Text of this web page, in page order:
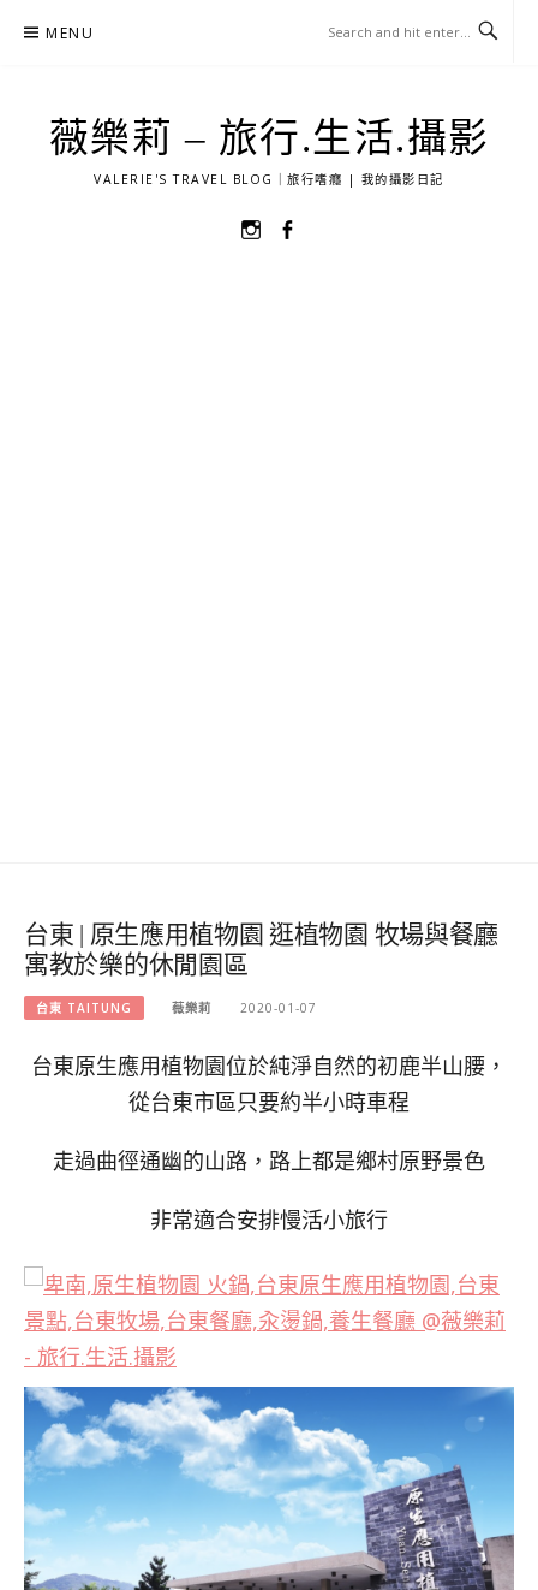
MENU
薇樂莉 – 旅行.生活.攝影
VALERIE'S TRAVEL BLOG｜旅行嗜癮 | 我的攝影日記
選
台東 | 原生應用植物園 逛植物園 牧場與餐廳
寓教於樂的休閒園區
台東 TAITUNG 薇樂莉 2020-01-07
台東原生應用植物園位於純淨自然的初鹿半山腰，
從台東市區只要約半小時車程
走過曲徑通幽的山路，路上都是鄉村原野景色
非常適合安排慢活小旅行